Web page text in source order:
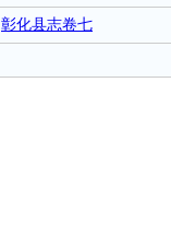
彰化县志卷七